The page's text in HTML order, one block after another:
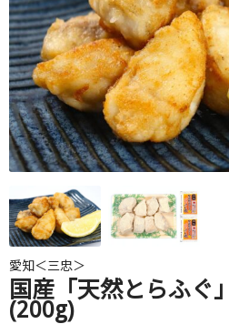
愛知＜三忠＞
国産「天然とらふぐ
(200g)